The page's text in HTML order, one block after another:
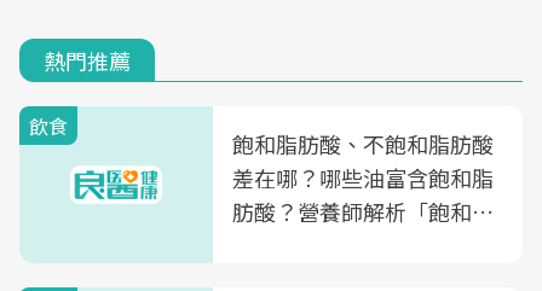
熱門推薦
飲食
飽和脂肪酸、不飽和脂肪酸
差在哪？哪些油富含飽和脂
肪酸？營養師解析「飽和脂